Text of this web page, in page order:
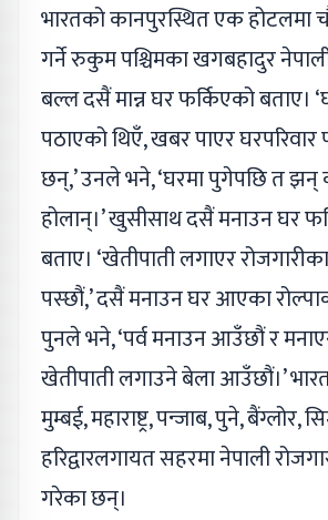
भारतको कानपुरस्थित एक होटलमा
गर्ने रुकुम पश्चिमका खगबहादुर
बल्ल दसैं मान्न घर फर्किएको बताए।
पठाएको थिएँ, खबर पाएर
छन्,’ उनले भने, ‘घरमा पुगेपछि त
होलान्।’ खुसीसाथ दसैं मनाउन घर
बताए। ‘खेतीपाती लगाएर
पस्छौं,’ दसैं मनाउन घर आएका
पुनले भने, ‘पर्व मनाउन आउँछौं र
खेतीपाती लगाउने बेला आउँछौं।’
मुम्बई, महाराष्ट्र, पन्जाब, पुने, बैंग्लोर,
हरिद्वारलगायत सहरमा नेपाली
गरेका छन्।